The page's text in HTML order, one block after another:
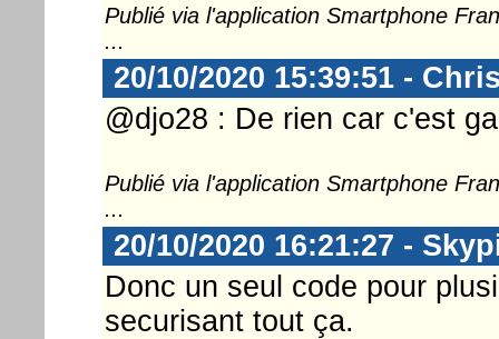
Publié via l'application Smartphone
...
20/10/2020 15:39:51 -
@djo28 : De rien car c'est
Publié via l'application Smartphone
...
20/10/2020 16:21:27 -
Donc un seul code pour
securisant tout ça.